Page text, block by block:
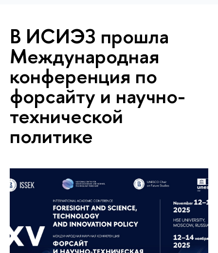
В ИСИЭЗ прошла
Международная
конференция по
форсайту и научно-
технической
политике